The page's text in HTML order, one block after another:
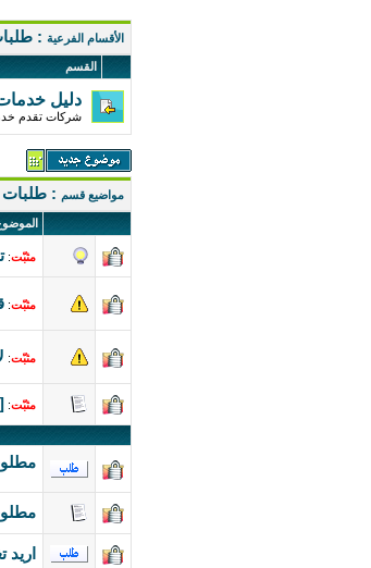
الأقسام الفرعية :
القسم
دليل
شركات تقدم
مواضيع قسم : طلبات
مثبّت:
مثبّت:
مثبّت:
مثبّت:
اريد